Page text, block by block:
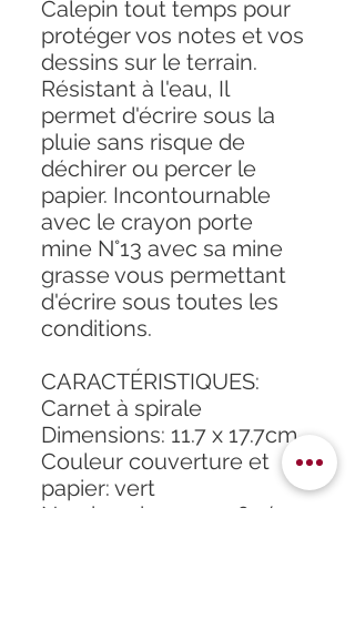
Calepin tout temps pour
protéger vos notes et vos
dessins sur le terrain.
Résistant à l'eau, Il
permet d'écrire sous la
pluie sans risque de
déchirer ou percer le
papier. Incontournable
avec le crayon porte
mine N°13 avec sa mine
grasse vous permettant
d'écrire sous toutes les
conditions.
CARACTÉRISTIQUES:
Carnet à spirale
Dimensions: 11.7 x 17.7cm
Couleur couverture et
papier: vert
Nombre de pages: 64 (32